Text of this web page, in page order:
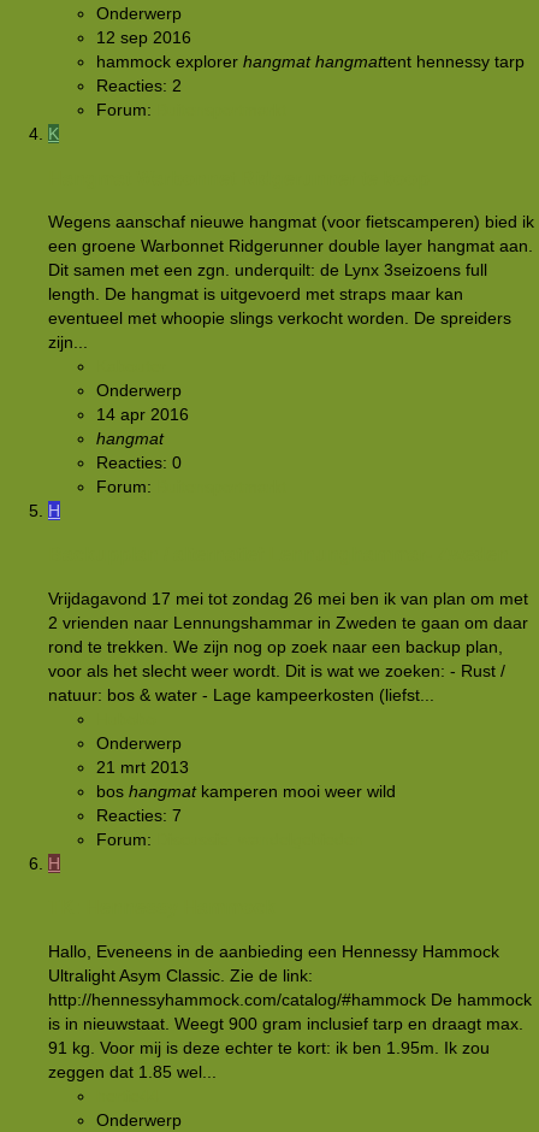
Onderwerp
12 sep 2016
hammock explorer hangmat hangmattent hennessy tarp
Reacties: 2
Forum:
K
Wegens aanschaf nieuwe hangmat (voor fietscamperen) bied ik
een groene Warbonnet Ridgerunner double layer hangmat aan.
Dit samen met een zgn. underquilt: de Lynx 3seizoens full
length. De hangmat is uitgevoerd met straps maar kan
eventueel met whoopie slings verkocht worden. De spreiders
zijn...
Onderwerp
14 apr 2016
hangmat
Reacties: 0
Forum:
H
Vrijdagavond 17 mei tot zondag 26 mei ben ik van plan om met
2 vrienden naar Lennungshammar in Zweden te gaan om daar
rond te trekken. We zijn nog op zoek naar een backup plan,
voor als het slecht weer wordt. Dit is wat we zoeken: - Rust /
natuur: bos & water - Lage kampeerkosten (liefst...
Onderwerp
21 mrt 2013
bos hangmat kamperen mooi weer wild
Reacties: 7
Forum:
H
Hallo, Eveneens in de aanbieding een Hennessy Hammock
Ultralight Asym Classic. Zie de link:
http://hennessyhammock.com/catalog/#hammock De hammock
is in nieuwstaat. Weegt 900 gram inclusief tarp en draagt max.
91 kg. Voor mij is deze echter te kort: ik ben 1.95m. Ik zou
zeggen dat 1.85 wel...
Onderwerp